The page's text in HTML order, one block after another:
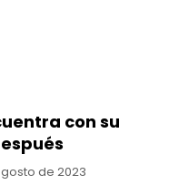
con su
de 2023